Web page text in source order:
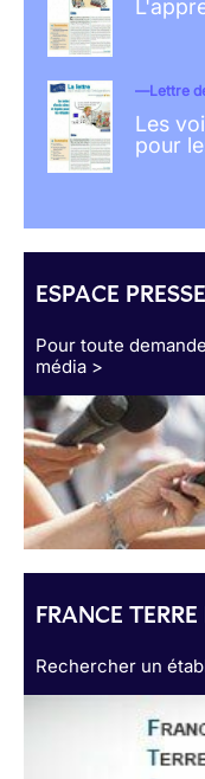
Lettre
Les
pour
ESPACE PRESSE
Pour toute
média >
FRANCE
Rechercher un